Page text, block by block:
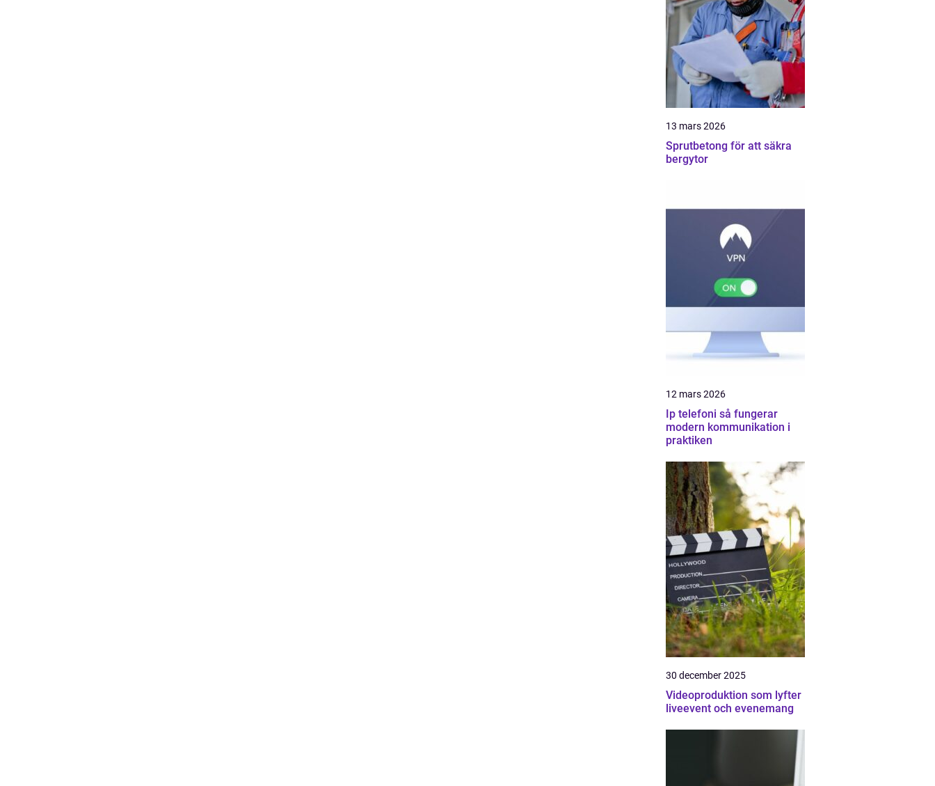
13 mars 2026
Sprutbetong för att säkra
bergytor
12 mars 2026
Ip telefoni så fungerar
modern kommunikation i
praktiken
30 december 2025
Videoproduktion som lyfter
liveevent och evenemang